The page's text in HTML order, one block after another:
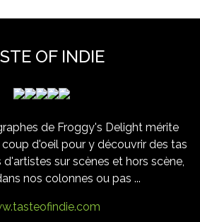
OF INDIE
de Froggy's Delight mérite
d'oeil pour y découvrir des tas
sur scènes et hors scène,
nos colonnes ou pas ...